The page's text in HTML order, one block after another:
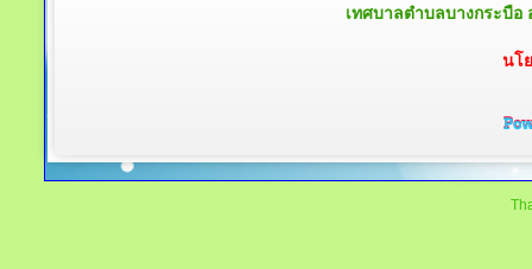
เทศบาลตำบลบางกระบือ
นโ